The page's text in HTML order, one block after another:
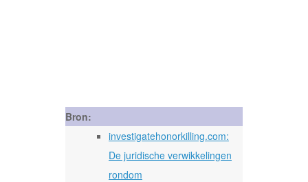
Bron:
investigatehonorkilling.com:
De juridische verwikkelingen
rondom